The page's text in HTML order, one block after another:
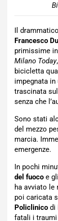
Il
Francesco
primissime
Milano Today
bicicletta
impegnata in
trascinata
senza che
Sono stati
del mezzo
marcia.
emergenze.
In pochi
del fuoco e gli
ha avviato le
poi caricata
Policlinico di
fatali i